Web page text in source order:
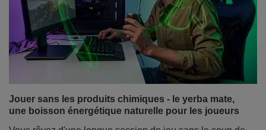
Jouer sans les produits chimiques - le yerba mate,
une boisson énergétique naturelle pour les joueurs
Vous rêvez d'une longue session de jeu sans le coup de
barre qui suit une boisson énergétique sucrée ou la
sensation de nervosité après une énième tasse de café
? De plus en plus de joueurs découvrent que le secret
meilleure concentration réside dans les feuilles séchées
de l'arbre Ilex paraguariensis. Oui, il s'agit de la yerba
mate, la boisson qui, pendant des siècles, a aidé les